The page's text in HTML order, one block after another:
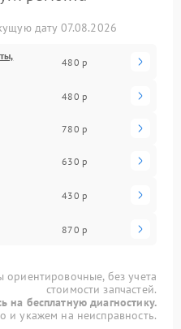
дату 07.08.2026
480 р
480 р
780 р
630 р
430 р
870 р
ориентировочные, без учета
стоимости запчастей.
на бесплатную диагностику.
и укажем на неисправность.